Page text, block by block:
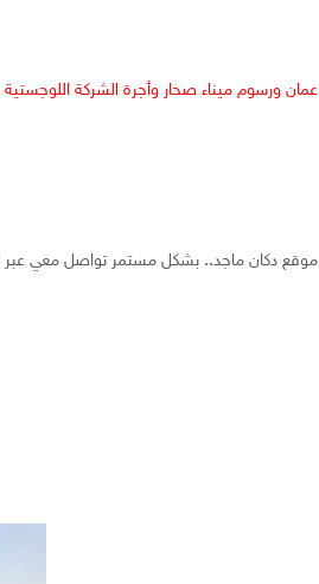
عمان ورسوم ميناء صحار وأجرة الشركة اللوجستية
موقع دكان ماجد.. بشكل مستمر تواصل معي عبر